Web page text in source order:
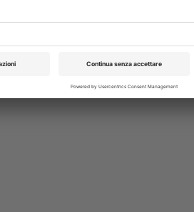
alla conclusione del
A cura diRedazione